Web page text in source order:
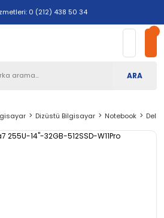
0 (212) 438 50 34
ARA
Dizüstü Bilgisayar Notebook Dell